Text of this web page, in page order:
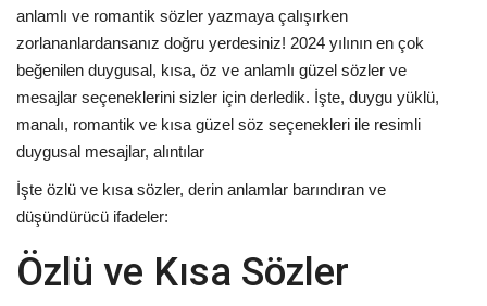
Günaydın Mesajları
anlamlı ve romantik sözler yazmaya çalışırken
zorlananlardansanız doğru yerdesiniz! 2024 yılının en çok
beğenilen duygusal, kısa, öz ve anlamlı güzel sözler ve
mesajlar seçeneklerini sizler için derledik. İşte, duygu yüklü,
manalı, romantik ve kısa güzel söz seçenekleri ile resimli
duygusal mesajlar, alıntılar
İşte özlü ve kısa sözler, derin anlamlar barındıran ve
düşündürücü ifadeler:
Özlü ve Kısa Sözler